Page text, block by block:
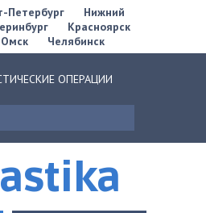
Петербург
Нижний
Красноярск
Омск Челябинск
ОПЕРАЦИИ